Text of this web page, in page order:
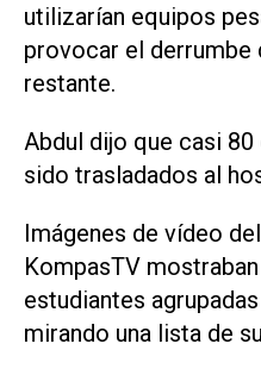
utilizarían equipos
provocar el derrumbe
restante.
Abdul dijo que casi
sido trasladados al
Imágenes de vídeo
KompasTV
estudiantes
mirando una lista de